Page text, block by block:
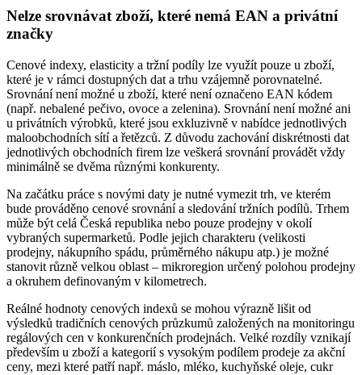
Nelze srovnávat zboží, které nemá EAN a privátní
značky
Cenové indexy, elasticity a tržní podíly lze využít pouze u zboží,
které je v rámci dostupných dat a trhu vzájemně porovnatelné.
Srovnání není možné u zboží, které není označeno EAN kódem
(např. nebalené pečivo, ovoce a zelenina). Srovnání není možné ani
u privátních výrobků, které jsou exkluzivně v nabídce jednotlivých
maloobchodních sítí a řetězců. Z důvodu zachování diskrétnosti dat
jednotlivých obchodních firem lze veškerá srovnání provádět vždy
minimálně se dvěma různými konkurenty.
Na začátku práce s novými daty je nutné vymezit trh, ve kterém
bude prováděno cenové srovnání a sledování tržních podílů. Trhem
může být celá Česká republika nebo pouze prodejny v okolí
vybraných supermarketů. Podle jejich charakteru (velikosti
prodejny, nákupního spádu, průměrného nákupu atp.) je možné
stanovit různě velkou oblast – mikroregion určený polohou prodejny
a okruhem definovaným v kilometrech.
Reálné hodnoty cenových indexů se mohou výrazně lišit od
výsledků tradičních cenových průzkumů založených na monitoringu
regálových cen v konkurenčních prodejnách. Velké rozdíly vznikají
především u zboží a kategorií s vysokým podílem prodeje za akční
ceny, mezi které patří např. máslo, mléko, kuchyňské oleje, cukr